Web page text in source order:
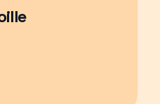
ikkunassa
ikkunassa
uudessa
uudessa